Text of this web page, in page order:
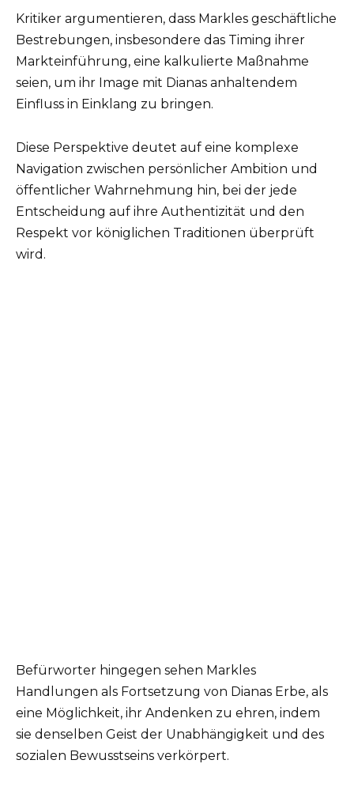
Kritiker argumentieren, dass Markles geschäftliche
Bestrebungen, insbesondere das Timing ihrer
Markteinführung, eine kalkulierte Maßnahme
seien, um ihr Image mit Dianas anhaltendem
Einfluss in Einklang zu bringen.
Diese Perspektive deutet auf eine komplexe
Navigation zwischen persönlicher Ambition und
öffentlicher Wahrnehmung hin, bei der jede
Entscheidung auf ihre Authentizität und den
Respekt vor königlichen Traditionen überprüft
wird.
Befürworter hingegen sehen Markles
Handlungen als Fortsetzung von Dianas Erbe, als
eine Möglichkeit, ihr Andenken zu ehren, indem
sie denselben Geist der Unabhängigkeit und des
sozialen Bewusstseins verkörpert.